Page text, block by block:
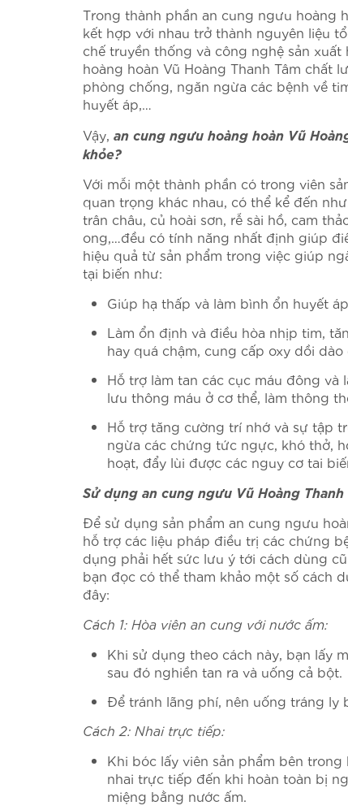
Trong thành phần an cung ngưu hoàng
kết hợp với nhau trở thành nguyên liệu
chế truyền thống và công nghệ sản
hoàng hoàn Vũ Hoàng Thanh Tâm chất
phòng chống, ngăn ngừa các bệnh về
huyết áp,…
Vậy, an cung ngưu hoàng hoàn Vũ
khỏe?
Với mỗi một thành phần có trong viên
quan trọng khác nhau, có thể kể đến
trân châu, củ hoài sơn, rễ sài hồ, cam
ong,…đều có tính năng nhất định giúp
hiệu quả từ sản phẩm trong việc giúp
tại biến như:
Giúp hạ thấp và làm bình ổn huyết
Làm ổn định và điều hòa nhịp tim,
hay quá chậm, cung cấp oxy dồi dào
Hỗ trợ làm tan các cục máu đông
lưu thông máu ở cơ thể, làm thông
Hỗ trợ tăng cường trí nhớ và sự tập
ngừa các chứng tức ngực, khó thở,
hoạt, đẩy lùi được các nguy cơ tai
Sử dụng an cung ngưu Vũ Hoàng
Để sử dụng sản phẩm an cung ngưu
hỗ trợ các liệu pháp điều trị các chứng
dụng phải hết sức lưu ý tới cách dùng
bạn đọc có thể tham khảo một số cách
đây:
Cách 1: Hòa viên an cung với nước ấm:
Khi sử dụng theo cách này, bạn lấy
sau đó nghiền tan ra và uống cả bột.
Để tránh lãng phí, nên uống tráng ly
Cách 2: Nhai trực tiếp:
Khi bóc lấy viên sản phẩm bên
nhai trực tiếp đến khi hoàn toàn bị
miệng bằng nước ấm.